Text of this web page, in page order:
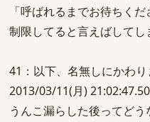
「呼ばれるまでお待ちく
制限してると言えばして
41：以下、名無しにかわ
2013/03/11(月)
うんこ漏らした後ってどう